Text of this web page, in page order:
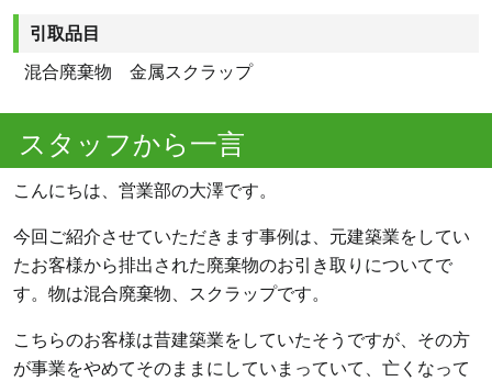
引取品目
混合廃棄物 金属スクラップ
スタッフから一言
こんにちは、営業部の大澤です。
今回ご紹介させていただきます事例は、元建築業をしてい
たお客様から排出された廃棄物のお引き取りについてで
す。物は混合廃棄物、スクラップです。
こちらのお客様は昔建築業をしていたそうですが、その方
が事業をやめてそのままにしていまっていて、亡くなって